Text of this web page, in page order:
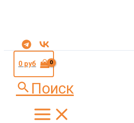
0руб
Поиск